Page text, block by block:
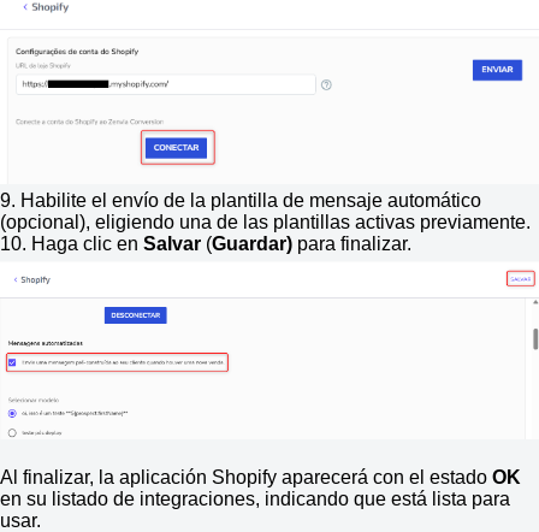
9. Habilite el envío de la plantilla de mensaje automático
(opcional), eligiendo una de las plantillas activas previamente.
10. Haga clic en Salvar (Guardar) para finalizar.
Al finalizar, la aplicación Shopify aparecerá con el estado OK
en su listado de integraciones, indicando que está lista para
usar.